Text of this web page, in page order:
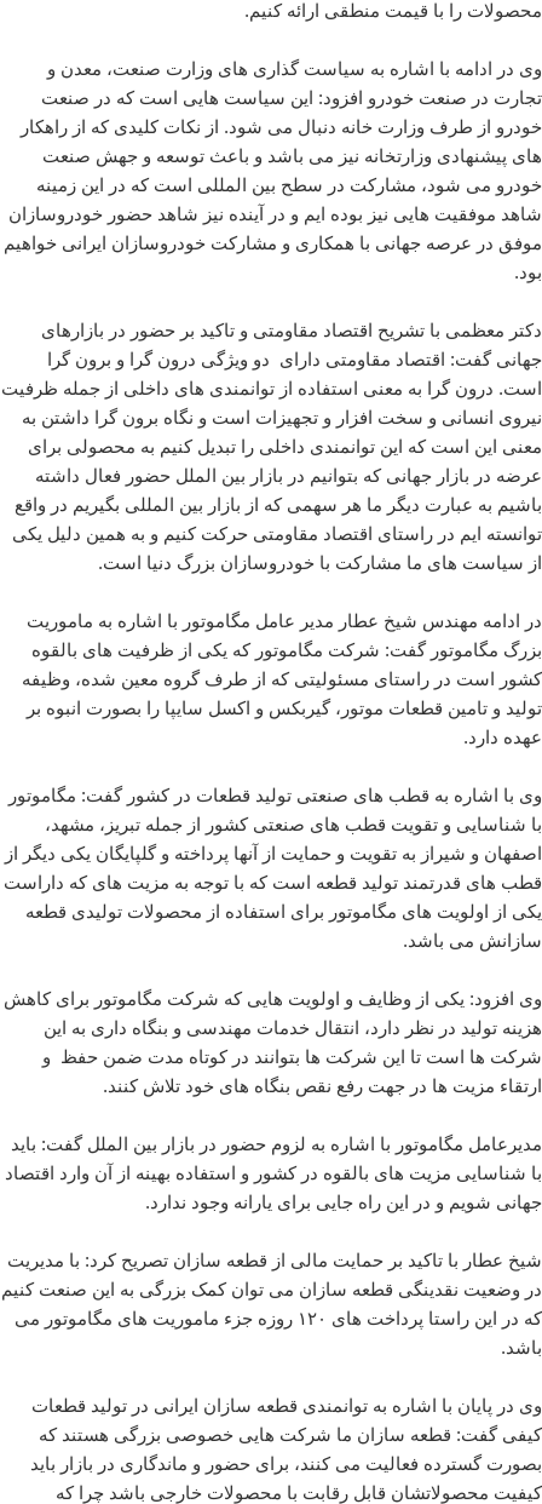
محصولات را با قیمت منطقی ارائه کنیم.
وی در ادامه با اشاره به سیاست گذاری های وزارت صنعت، معدن و
تجارت در صنعت خودرو افزود: این سیاست هایی است که در صنعت
خودرو از طرف وزارت خانه دنبال می شود. از نکات کلیدی که از راهکار
های پیشنهادی وزارتخانه نیز می باشد و باعث توسعه و جهش صنعت
خودرو می شود، مشارکت در سطح بین المللی است که در این زمینه
شاهد موفقیت هایی نیز بوده ایم و در آینده نیز شاهد حضور خودروسازان
موفق در عرصه جهانی با همکاری و مشارکت خودروسازان ایرانی خواهیم
بود.
دکتر معظمی با تشریح اقتصاد مقاومتی و تاکید بر حضور در بازارهای
جهانی گفت: اقتصاد مقاومتی دارای دو ویژگی درون گرا و برون گرا
است. درون گرا به معنی استفاده از توانمندی های داخلی از جمله ظرفیت
نیروی انسانی و سخت افزار و تجهیزات است و نگاه برون گرا داشتن به
معنی این است که این توانمندی داخلی را تبدیل کنیم به محصولی برای
عرضه در بازار جهانی که بتوانیم در بازار بین الملل حضور فعال داشته
باشیم به عبارت دیگر ما هر سهمی که از بازار بین المللی بگیریم در واقع
توانسته ایم در راستای اقتصاد مقاومتی حرکت کنیم و به همین دلیل یکی
از سیاست های ما مشارکت با خودروسازان بزرگ دنیا است.
در ادامه مهندس شیخ عطار مدیر عامل مگاموتور با اشاره به ماموریت
بزرگ مگاموتور گفت: شرکت مگاموتور که یکی از ظرفیت های بالقوه
کشور است در راستای مسئولیتی که از طرف گروه معین شده، وظیفه
تولید و تامین قطعات موتور، گیربکس و اکسل سایپا را بصورت انبوه بر
عهده دارد.
وی با اشاره به قطب های صنعتی تولید قطعات در کشور گفت: مگاموتور
با شناسایی و تقویت قطب های صنعتی کشور از جمله تبریز، مشهد،
اصفهان و شیراز به تقویت و حمایت از آنها پرداخته و گلپایگان یکی دیگر از
قطب های قدرتمند تولید قطعه است که با توجه به مزیت های که داراست
یکی از اولویت های مگاموتور برای استفاده از محصولات تولیدی قطعه
سازانش می باشد.
وی افزود: یکی از وظایف و اولویت هایی که شرکت مگاموتور برای کاهش
هزینه تولید در نظر دارد، انتقال خدمات مهندسی و بنگاه داری به این
شرکت ها است تا این شرکت ها بتوانند در کوتاه مدت ضمن حفظ و
ارتقاء مزیت ها در جهت رفع نقص بنگاه های خود تلاش کنند.
مدیرعامل مگاموتور با اشاره به لزوم حضور در بازار بین الملل گفت: باید
با شناسایی مزیت های بالقوه در کشور و استفاده بهینه از آن وارد اقتصاد
جهانی شویم و در این راه جایی برای یارانه وجود ندارد.
شیخ عطار با تاکید بر حمایت مالی از قطعه سازان تصریح کرد: با مدیریت
در وضعیت نقدینگی قطعه سازان می توان کمک بزرگی به این صنعت کنیم
که در این راستا پرداخت های ۱۲۰ روزه جزء ماموریت های مگاموتور می
باشد.
وی در پایان با اشاره به توانمندی قطعه سازان ایرانی در تولید قطعات
کیفی گفت: قطعه سازان ما شرکت هایی خصوصی بزرگی هستند که
بصورت گسترده فعالیت می کنند، برای حضور و ماندگاری در بازار باید
کیفیت محصولاتشان قابل رقابت با محصولات خارجی باشد چرا که